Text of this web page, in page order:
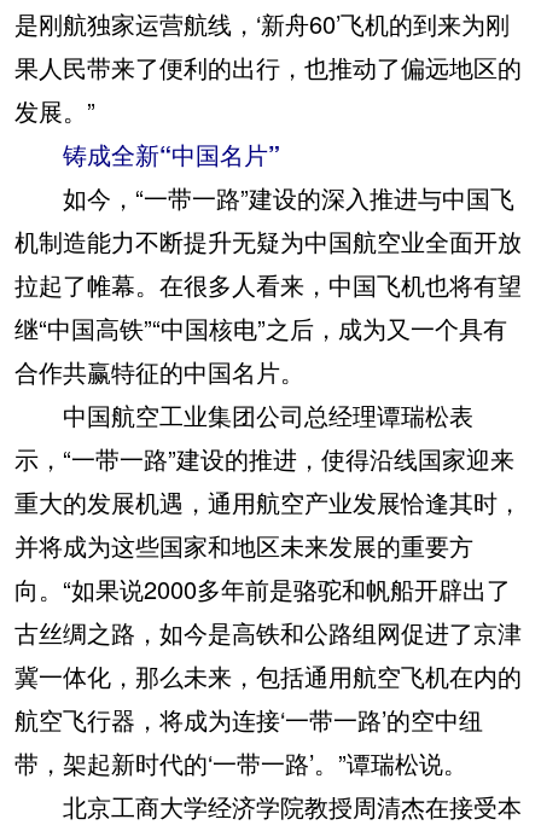
是刚航独家运营航线，‘新舟60’飞机的到来为刚
果人民带来了便利的出行，也推动了偏远地区的
发展。”
铸成全新“中国名片”
如今，“一带一路”建设的深入推进与中国飞
机制造能力不断提升无疑为中国航空业全面开放
拉起了帷幕。在很多人看来，中国飞机也将有望
继“中国高铁”“中国核电”之后，成为又一个具有
合作共赢特征的中国名片。
中国航空工业集团公司总经理谭瑞松表
示，“一带一路”建设的推进，使得沿线国家迎来
重大的发展机遇，通用航空产业发展恰逢其时，
并将成为这些国家和地区未来发展的重要方
向。“如果说2000多年前是骆驼和帆船开辟出了
古丝绸之路，如今是高铁和公路组网促进了京津
冀一体化，那么未来，包括通用航空飞机在内的
航空飞行器，将成为连接‘一带一路’的空中纽
带，架起新时代的‘一带一路’。”谭瑞松说。
北京工商大学经济学院教授周清杰在接受本